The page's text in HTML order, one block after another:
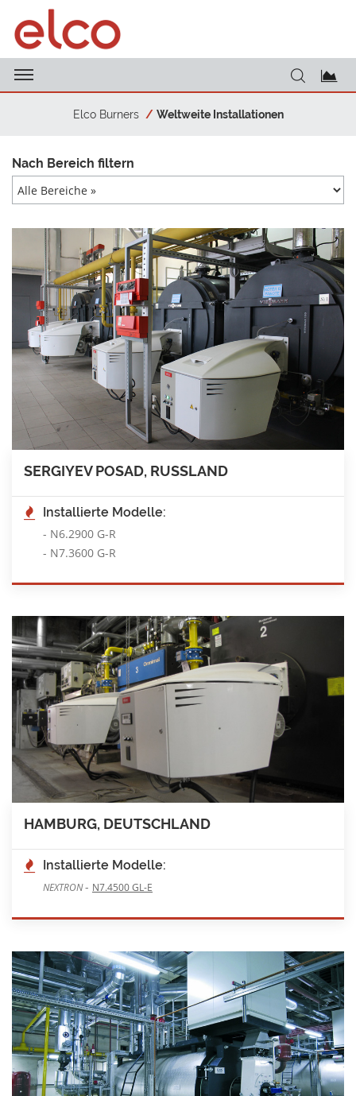
Elco Burners Weltweite Installationen
Nach Bereich filtern
SERGIYEV POSAD, RUSSLAND
Installierte Modelle:
- N6.2900 G-R
- N7.3600 G-R
HAMBURG, DEUTSCHLAND
Installierte Modelle:
NEXTRON- N7.4500 GL-E